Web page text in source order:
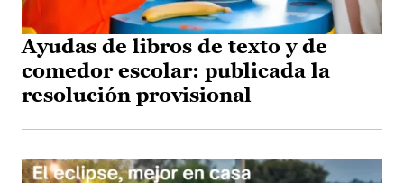
Ayudas de libros de texto y de
comedor escolar: publicada la
resolución provisional